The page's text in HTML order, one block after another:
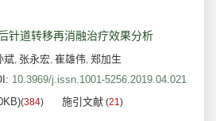
针道转移再消融治疗效果分析
斌, 张永宏, 崔雄伟, 郑加生
10.3969/j.issn.1001-5256.2019.04.021
(384) 施引文献 (21)